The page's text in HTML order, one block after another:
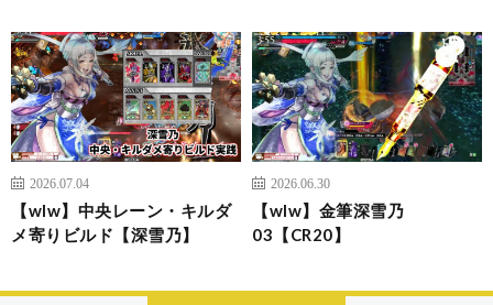
2026.07.04
【wlw】中央レーン・キルダ
メ寄りビルド【深雪乃】
2026.06.30
【wlw】金筆深雪乃
03【CR20】